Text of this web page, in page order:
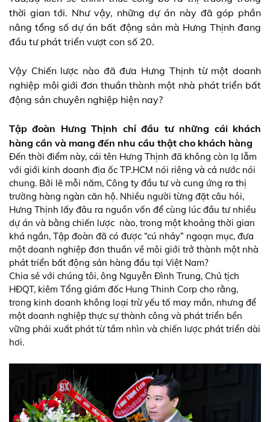
thời gian tới. Như vậy, những dự án này đã góp phần
nâng tổng số dự án bất động sản mà Hưng Thịnh đang
đầu tư phát triển vượt con số 20.
Vậy Chiến lược nào đã đưa Hưng Thịnh từ một doanh
nghiệp môi giới đơn thuần thành một nhà phát triển bất
động sản chuyên nghiệp hiện nay?
Tập đoàn Hưng Thịnh chỉ đầu tư những cái khách
hàng cần và mang đến nhu cầu thật cho khách hàng
Đến thời điểm này, cái tên Hưng Thịnh đã không còn lạ lẫm
với giới kinh doanh địa ốc TP.HCM nói riêng và cả nước nói
chung. Bởi lẽ mỗi năm, Công ty đầu tư và cung ứng ra thị
trường hàng ngàn căn hộ. Nhiều người từng đặt câu hỏi,
Hưng Thịnh lấy đâu ra nguồn vốn để cùng lúc đầu tư nhiều
dự án và bằng chiến lược nào, trong một khoảng thời gian
khá ngắn, Tập đoàn đã có được “cú nhảy” ngoạn mục, đưa
một doanh nghiệp đơn thuần về môi giới trở thành một nhà
phát triển bất động sản hàng đầu tại Việt Nam?
Chia sẻ với chúng tôi, ông Nguyễn Đình Trung, Chủ tịch
HĐQT, kiêm Tổng giám đốc Hung Thinh Corp cho rằng,
trong kinh doanh không loại trừ yếu tố may mắn, nhưng để
một doanh nghiệp thực sự thành công và phát triển bền
vững phải xuất phát từ tầm nhìn và chiến lược phát triển dài
hơi.